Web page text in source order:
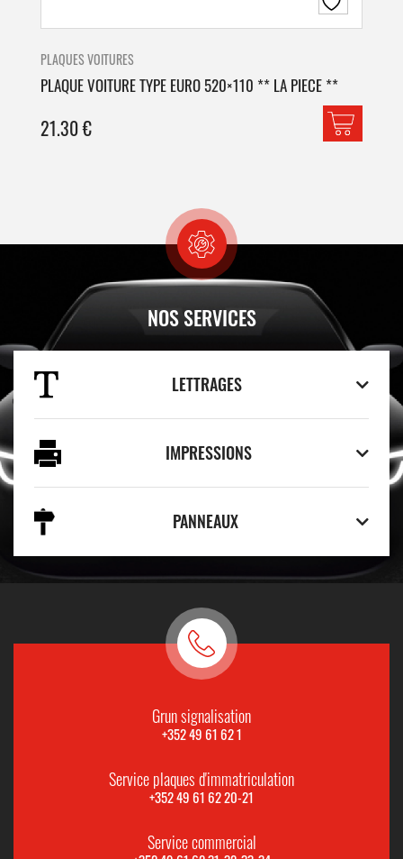
PLAQUES VOITURES
PLAQUE VOITURE TYPE EURO 520×110 ** LA PIECE **
21.30€
NOS SERVICES
LETTRAGES
IMPRESSIONS
PANNEAUX
Grun signalisation
+352 49 61 62 1
Service plaques d'immatriculation
+352 49 61 62 20-21
Service commercial